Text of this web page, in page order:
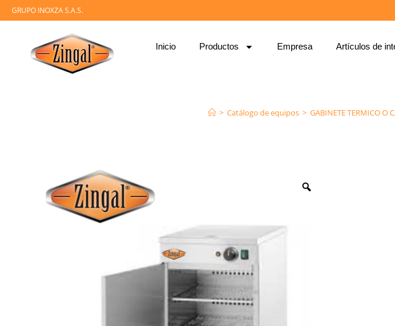
GRUPO INOXZA S.A.S.
Inicio Productos Empresa Artículos de
> Catálogo de equipos > GABINETE TERMICO O